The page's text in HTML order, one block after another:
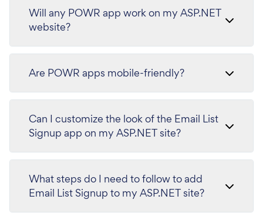
Will any POWR app work on my ASP.NET
website?
Are POWR apps mobile-friendly?
Can I customize the look of the Email List
Signup app on my ASP.NET site?
What steps do I need to follow to add
Email List Signup to my ASP.NET site?